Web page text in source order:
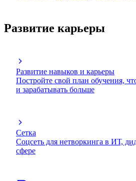
Развитие карьеры
Развитие навыков и карьеры
Постройте свой план обучения,
и зарабатывать больше
Сетка
Соцсеть для нетворкинга в ИТ,
сфере